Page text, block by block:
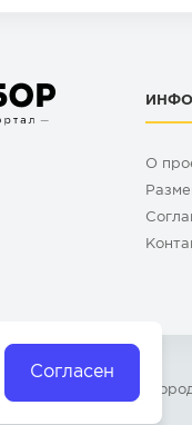
О
» – Главный портал
Согласен